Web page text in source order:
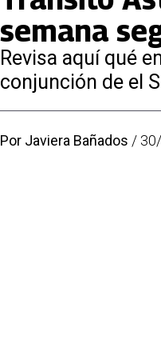
semana
Revisa aquí qué
conjunción de el
Por Javiera Bañados /